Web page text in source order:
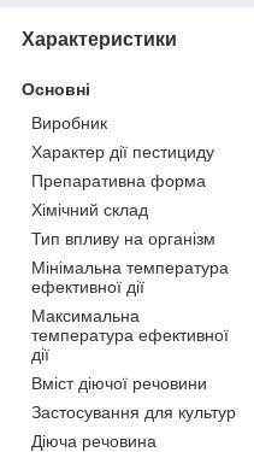
Характеристики
Основні
Виробник
Характер дії пестициду
Препаративна форма
Хімічний склад
Тип впливу на організм
Мінімальна температура
ефективної дії
Максимальна
температура ефективної
дії
Вміст діючої речовини
Застосування для культур
Діюча речовина